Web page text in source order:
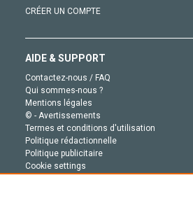
CRÉER UN COMPTE
AIDE & SUPPORT
Contactez-nous / FAQ
Qui sommes-nous ?
Mentions légales
© - Avertissements
Termes et conditions d'utilisation
Politique rédactionnelle
Politique publicitaire
Cookie settings